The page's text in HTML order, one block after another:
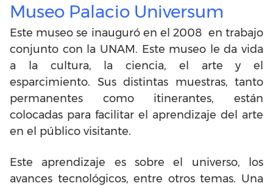
Museo Palacio Universum
Este museo se inauguró en el 2008 en trabajo
conjunto con la UNAM. Este museo le da vida
a la cultura, la ciencia, el arte y el
esparcimiento. Sus distintas muestras, tanto
permanentes como itinerantes, están
colocadas para facilitar el aprendizaje del arte
en el público visitante.
Este aprendizaje es sobre el universo, los
avances tecnológicos, entre otros temas. Una